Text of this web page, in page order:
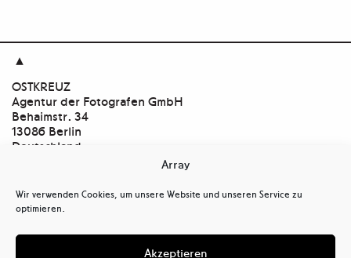
Array
Wir verwenden Cookies, um unsere Website und unseren Service zu
optimieren.
Akzeptieren

OSTKREUZ
Agentur der Fotografen GmbH
Behaimstr. 34
13086 Berlin
Deutschland
tel+ 49(0)30.47 37 39 39
mail@ostkreuz.de
Mein Konto